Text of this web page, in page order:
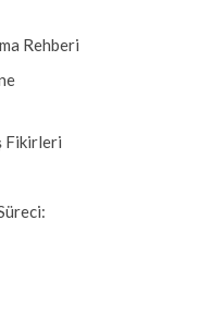
Rehberi
Fikirleri